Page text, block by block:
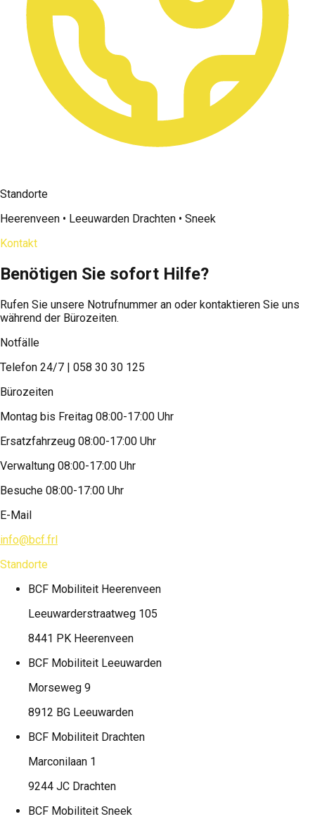
Standorte
Heerenveen • Leeuwarden Drachten • Sneek
Kontakt
Benötigen Sie sofort Hilfe?
Rufen Sie unsere Notrufnummer an oder kontaktieren Sie uns
während der Bürozeiten.
Notfälle
Telefon 24/7 | 058 30 30 125
Bürozeiten
Montag bis Freitag 08:00-17:00 Uhr
Ersatzfahrzeug 08:00-17:00 Uhr
Verwaltung 08:00-17:00 Uhr
Besuche 08:00-17:00 Uhr
E-Mail
info@bcf.frl
Standorte
BCF Mobiliteit Heerenveen
Leeuwarderstraatweg 105
8441 PK Heerenveen
BCF Mobiliteit Leeuwarden
Morseweg 9
8912 BG Leeuwarden
BCF Mobiliteit Drachten
Marconilaan 1
9244 JC Drachten
BCF Mobiliteit Sneek